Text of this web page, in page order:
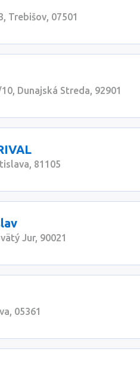
Trebišov, 07501
Dunajská Streda, 92901
81105
Jur, 90021
05361